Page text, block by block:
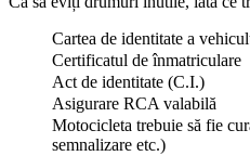
Cartea de identitate a
Certificatul de înmatriculare
Act de identitate (C.I.)
Asigurare RCA valabilă
Motocicleta trebuie să fie
semnalizare etc.)